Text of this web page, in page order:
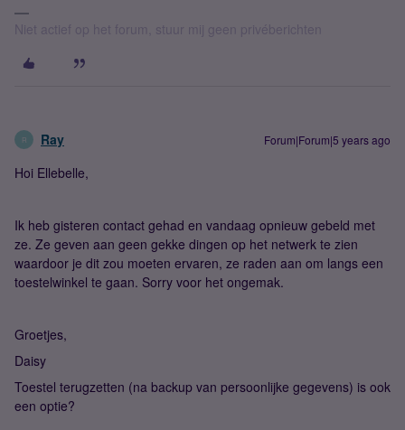
Niet actief op het forum, stuur mij geen privéberichten
R Ray Forum|Forum|5 years ago
Hoi Ellebelle,
Ik heb gisteren contact gehad en vandaag opnieuw gebeld met
ze. Ze geven aan geen gekke dingen op het netwerk te zien
waardoor je dit zou moeten ervaren, ze raden aan om langs een
toestelwinkel te gaan. Sorry voor het ongemak.
Groetjes,
Daisy
Toestel terugzetten (na backup van persoonlijke gegevens) is ook
een optie?